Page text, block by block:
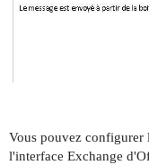
Vous pouvez configurer
l'interface Exchange